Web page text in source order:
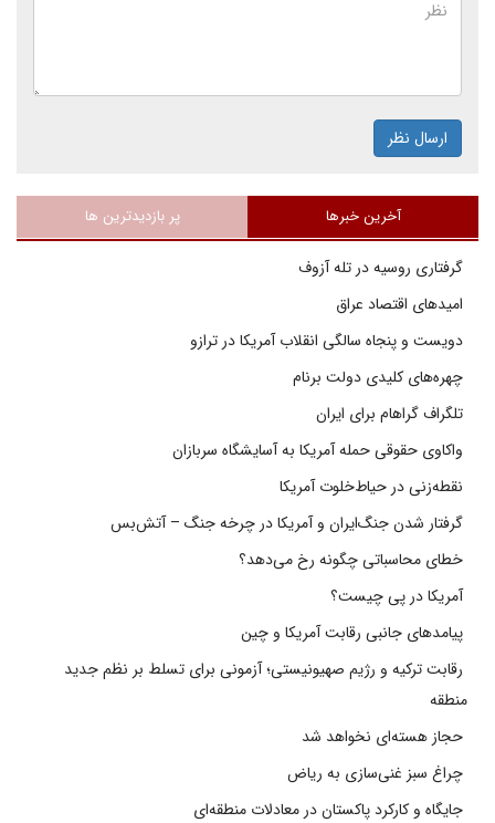
ارسال نظر
آخرین خبرها پر بازدیدترین ها
گرفتاری روسیه در تله آزوف
امیدهای اقتصاد عراق
دویست و پنجاه سالگی انقلاب آمریکا در ترازو
چهره‌های کلیدی دولت برنام
تلگراف گراهام برای ایران
واکاوی حقوقی حمله آمریکا به آسایشگاه سربازان
نقطه‌زنی در حیاط‌خلوت آمریکا
گرفتار شدن جنگ‌ایران و آمریکا در چرخه جنگ – آتش‌بس
خطای محاسباتی چگونه رخ می‌دهد؟
آمریکا در پی چیست؟
پیامدهای جانبی رقابت آمریکا و چین
رقابت ترکیه و رژیم صهیونیستی؛ آزمونی برای تسلط بر نظم جدید
منطقه
حجاز هسته‌ای نخواهد شد
چراغ سبز غنی‌سازی به ریاض
جایگاه و کارکرد پاکستان در معادلات منطقه‌ای